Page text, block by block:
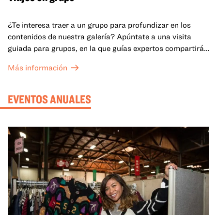
¿Te interesa traer a un grupo para profundizar en los
contenidos de nuestra galería? Apúntate a una visita
guiada para grupos, en la que guías expertos compartirán
mejor lo que se expone en las galerías del OMCA.
Más información
EVENTOS ANUALES